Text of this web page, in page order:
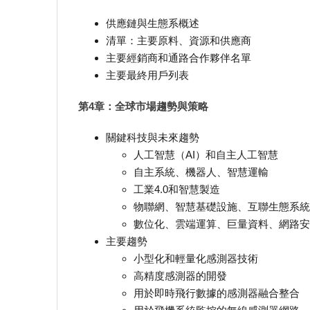
供應鏈與生態系概述
清單：主要原料、資源和供應商
主要經銷商和通路合作夥伴名單
主要最終用戶列表
第4章：全球市場趨勢與策略
關鍵科技與未來趨勢
人工智慧（AI）和自主人工智慧
自主系統、機器人、智慧運輸
工業4.0和智慧製造
物聯網、智慧基礎設施、互聯生態系統
數位化、雲端運算、巨量資料、網路
主要趨勢
小型化和輕量化感測器技術
高精度感測器的開發
用於即時飛行數據的感測器融合整合